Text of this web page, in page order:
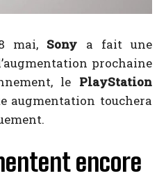
mai, Sony a fait une
prochaine
le PlayStation
augmentation touchera
encore